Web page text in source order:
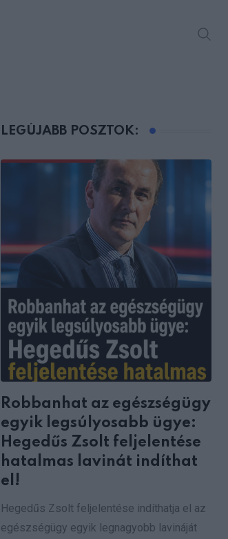
LEGÚJABB POSZTOK:
Robbanhat az egészségügy
egyik legsúlyosabb ügye:
Hegedűs Zsolt feljelentése
hatalmas lavinát indíthat
el!
Hegedűs Zsolt feljelentése indíthatja el az
egészségügy egyik legnagyobb lavináját